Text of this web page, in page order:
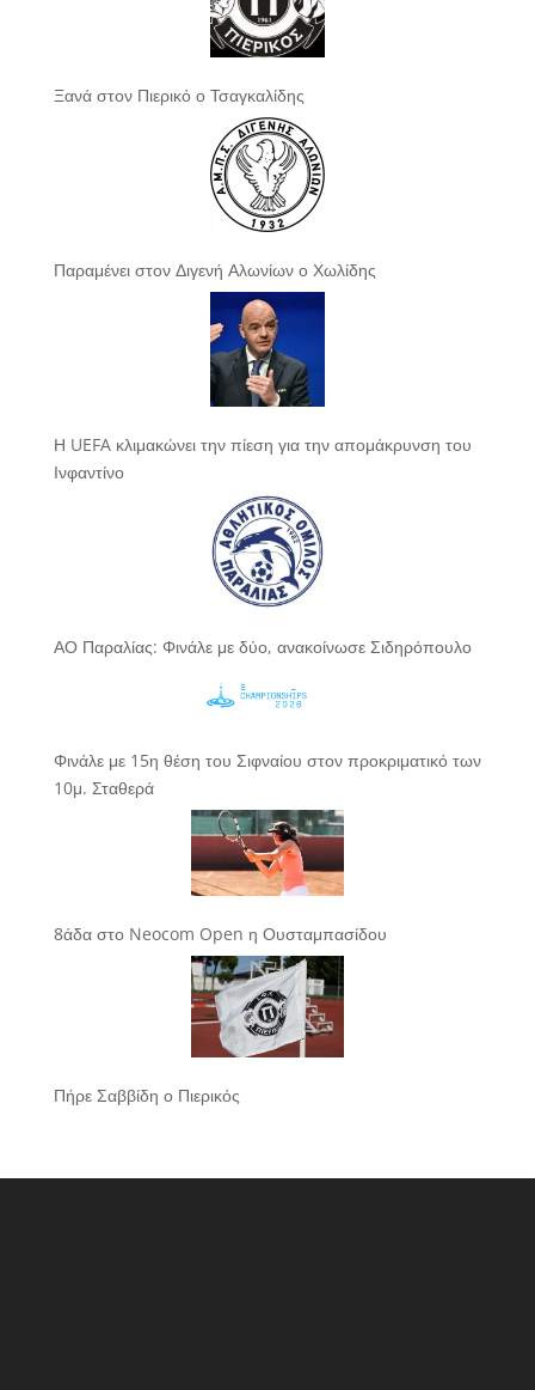
Ξανά στον Πιερικό ο Τσαγκαλίδης
Παραμένει στον Διγενή Αλωνίων ο Χωλίδης
Η UEFA κλιμακώνει την πίεση για την απομάκρυνση του
Ινφαντίνο
ΑΟ Παραλίας: Φινάλε με δύο, ανακοίνωσε Σιδηρόπουλο
Φινάλε με 15η θέση του Σιφναίου στον προκριματικό των
10μ. Σταθερά
8άδα στο Neocom Open η Ουσταμπασίδου
Πήρε Σαββίδη ο Πιερικός